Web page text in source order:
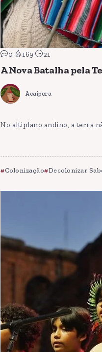
0 169 21
A Nova Batalha pela
Acaipora
No altiplano andino, a terra
Colonização Decolonizar